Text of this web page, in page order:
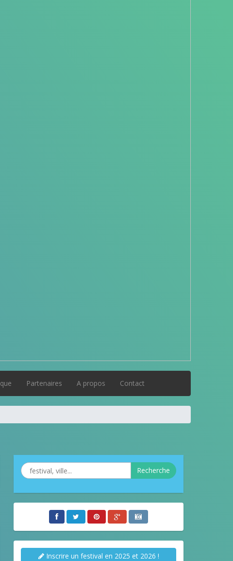
Partenaires A propos Contact
Recherche
Inscrire un festival en 2025 et 2026 !